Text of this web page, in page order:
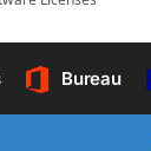
Bureau